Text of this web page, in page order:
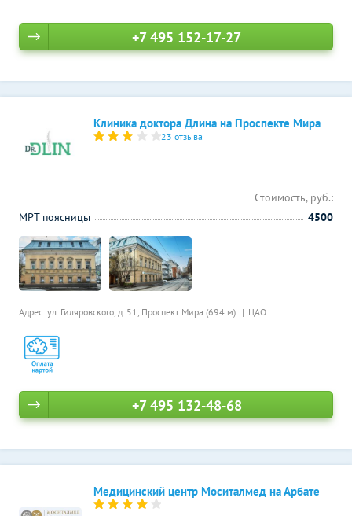
+7 495 152-17-27
Клиника доктора Длина на Проспекте Мира
23 отзыва
Адрес: ул. Гиляровского, д. 51, Проспект Мира (694 м) ЦАО
Стоимость, руб.:
МРТ поясницы
4500
+7 495 132-48-68
Медицинский центр Моситалмед на Арбате